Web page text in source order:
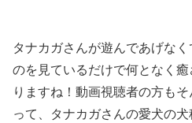
タナカガさんが遊んであげな
のを見ているだけで何となく
りますね！動画視聴者の方も
って、タナカガさんの愛犬の